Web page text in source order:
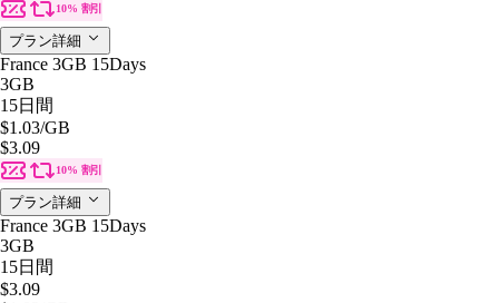
10% 割引
プラン詳細
France 3GB 15Days
3GB
15日間
$1.03/GB
$3.09
10% 割引
プラン詳細
France 3GB 15Days
3GB
15日間
$3.09